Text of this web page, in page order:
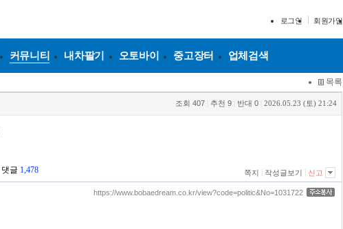
로그인 회원가입
커뮤니티 내차팔기 오토바이 중고장터 업체검색
목록
조회 407 추천 9 반대 0 2026.05.23 (토) 21:24
댓글 1,478 쪽지 작성글보기 신고
https://www.bobaedream.co.kr/view?code=politic&No=1031722